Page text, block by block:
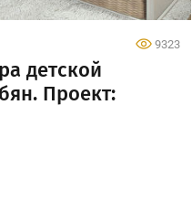
9323
детской
Проект: